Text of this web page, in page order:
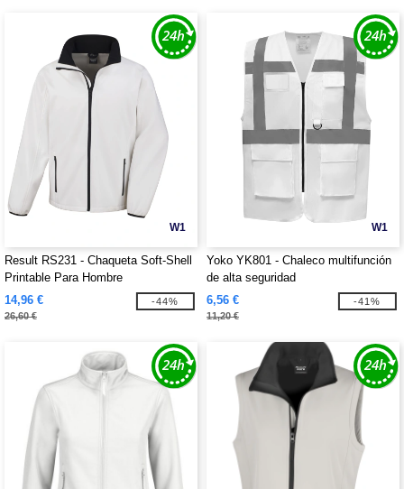
W1
Result RS231 - Chaqueta Soft-Shell
Printable Para Hombre
14,96 €
26,60 €
-44%
W1
Yoko YK801 - Chaleco multifunción
de alta seguridad
6,56 €
11,20 €
-41%